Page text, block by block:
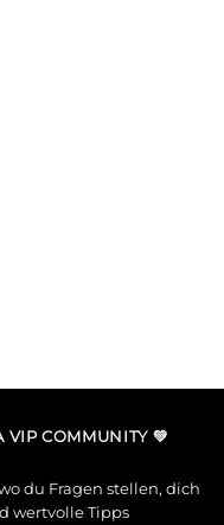
VIP COMMUNITY 💚
du Fragen stellen, dich
wertvolle Tipps